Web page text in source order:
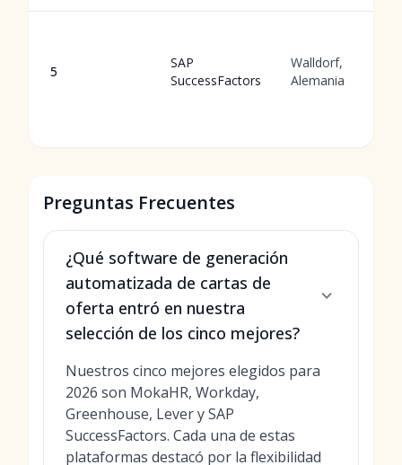
5
SAP
SuccessFactors
Walldorf,
Alemania
Preguntas Frecuentes
¿Qué software de generación
automatizada de cartas de
oferta entró en nuestra
selección de los cinco mejores?
Nuestros cinco mejores elegidos para
2026 son MokaHR, Workday,
Greenhouse, Lever y SAP
SuccessFactors. Cada una de estas
plataformas destacó por la flexibilidad